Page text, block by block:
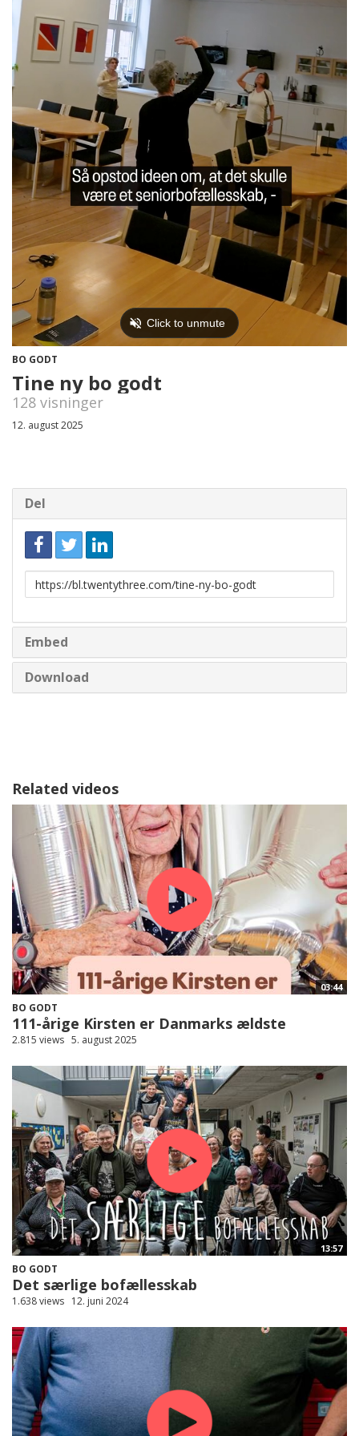
BO GODT
Tine ny bo godt
128 visninger
12. august 2025
Del
Link
til
Embed
Download
Related videos
03:44
BO GODT
111-årige Kirsten er Danmarks ældste
2.815 views 5. august 2025
13:57
BO GODT
Det særlige bofællesskab
1.638 views 12. juni 2024